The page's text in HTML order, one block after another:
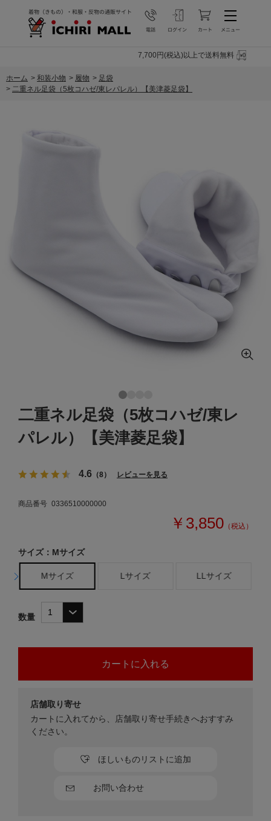
7,700円(税込)以上で送料無料
ホーム > 和装小物 > 履物 > 足袋
> 二重ネル足袋（5枚コハゼ/東レパレル）【美津菱足袋】
二重ネル足袋（5枚コハゼ/東レ
パレル）【美津菱足袋】
4.6 （8） レビューを見る
商品番号 0336510000000
￥3,850 （税込）
サイズ：Mサイズ
Mサイズ Lサイズ LLサイズ
数量
お問い合わせ
ほしいものリストに追加
店舗取り寄せ
カートに入れてから、店舗取り寄せ手続きへおすすみ
ください。